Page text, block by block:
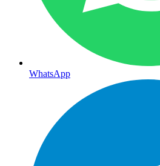
WhatsApp